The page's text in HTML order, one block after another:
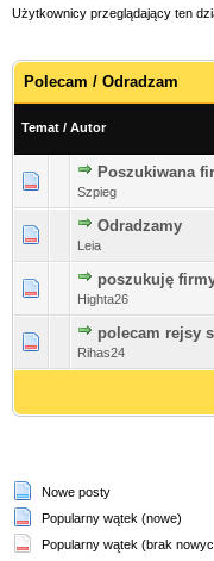
Użytkownicy przeglądający ten
Polecam / Odradzam
Temat / Autor
Poszukiwana
Szpieg
Odradzamy
Leia
poszukuję
Highta26
polecam rejsy
Rihas24
Nowe posty
Popularny wątek (nowe)
Popularny wątek (brak